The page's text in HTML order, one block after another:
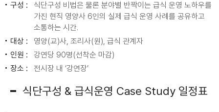
구성 :
식단구성 비법은 물론 분야별 반짝이는 급식 운영 노하우를
가진 현직 영양사 6인의 실제 급식 운영 사례를 공유하고
소통하는 시간.
대상 :
영양(교)사, 조리사(원), 급식 관계자
인원 :
강연당 90명(선착순 마감)
장소 :
전시장 내 ‘강연장’
식단구성 & 급식운영 Case Study 일정표